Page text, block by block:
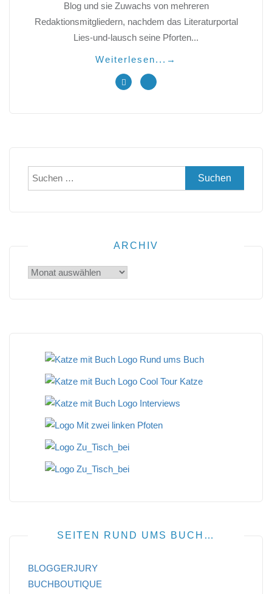
Blog und sie Zuwachs von mehreren
Redaktionsmitgliedern, nachdem das Literaturportal
Lies-und-lausch seine Pforten...
Weiterlesen... →
Suchen
nach:
ARCHIV
Archiv
SEITEN RUND UMS BUCH…
BLOGGERJURY
BUCHBOUTIQUE